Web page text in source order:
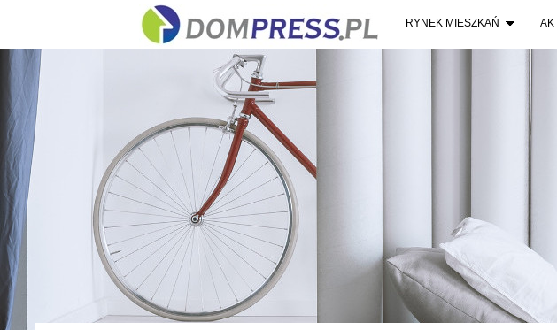
RYNEK MIESZKAŃ